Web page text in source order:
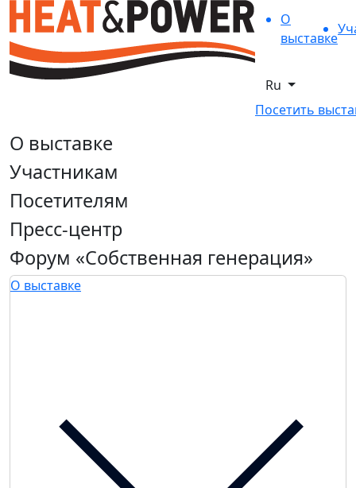
О
выставке
Ru
Посетить
О выставке
Участникам
Посетителям
Пресс-центр
Форум «Собственная генерация»
О выставке